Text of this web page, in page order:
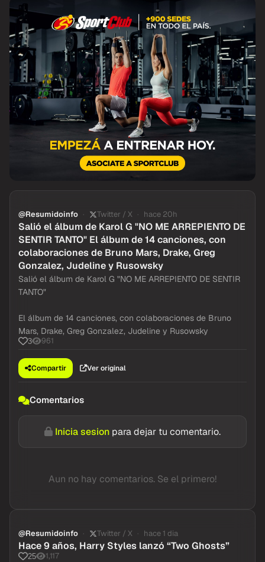
@Resumidoinfo Twitter / X hace 20h
Salió el álbum de Karol G "NO ME ARREPIENTO DE
SENTIR TANTO" El álbum de 14 canciones, con
colaboraciones de Bruno Mars, Drake, Greg
Gonzalez, Judeline y Rusowsky
Salió el álbum de Karol G "NO ME ARREPIENTO DE SENTIR
TANTO"
El álbum de 14 canciones, con colaboraciones de Bruno
Mars, Drake, Greg Gonzalez, Judeline y Rusowsky
3 961
Compartir Ver original
Comentarios
Inicia sesion para dejar tu comentario.
Aun no hay comentarios. Se el primero!
@Resumidoinfo Twitter / X hace 1 dia
Hace 9 años, Harry Styles lanzó “Two Ghosts”
25 1,117